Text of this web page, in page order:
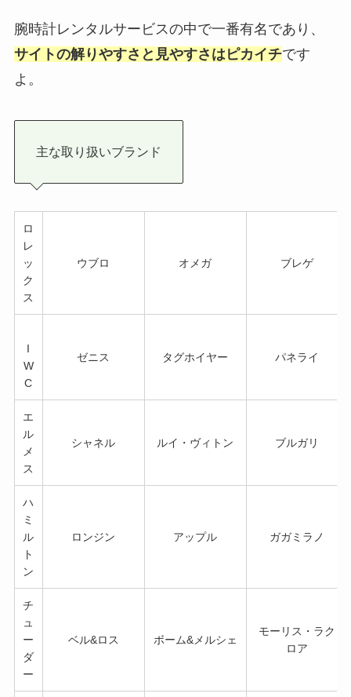
腕時計レンタルサービスの中で一番有名であり、
サイトの解りやすさと見やすさはピカイチです
よ。
主な取り扱いブランド
ロ
レ
ッ
ク
ス
ウブロ オメガ ブレゲ
I
W
C
ゼニス タグホイヤー パネライ
エ
ル
メ
ス
シャネル ルイ・ヴィトン ブルガリ
ハ
ミ
ル
ト
ン
ロンジン アップル ガガミラノ
チ
ュ
ー
ダ
ー
ベル&ロス ボーム&メルシェ
モーリス・ラク
ロア